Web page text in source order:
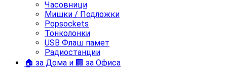
Часовници
Мишки / Подложки
Popsockets
Тонколонки
USB Флаш памет
Радиостанции
🏠 за Дома и 🏢 за Офиса